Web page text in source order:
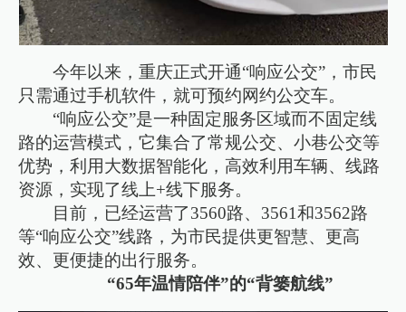
今年以来，重庆正式开通“响应公交”，市民
只需通过手机软件，就可预约网约公交车。
“响应公交”是一种固定服务区域而不固定线
路的运营模式，它集合了常规公交、小巷公交等
优势，利用大数据智能化，高效利用车辆、线路
资源，实现了线上+线下服务。
目前，已经运营了3560路、3561和3562路
等“响应公交”线路，为市民提供更智慧、更高
效、更便捷的出行服务。
“65年温情陪伴”的“背篓航线”